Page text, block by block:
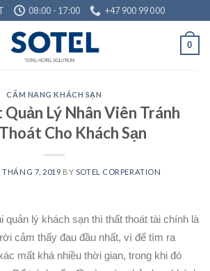
08:00 - 17:00 +47 900 99 000
0
CẨM NANG KHÁCH SẠN
Lý Nhân Viên Tránh
Cho Khách Sạn
THÁNG 7, 2019 BY SOTEL CORPERATION
quản lý khách sạn thì thất thoát tài chính là
cảm thấy đau đầu nhất, vì để tìm ra
mất khá nhiều thời gian, trong khi đó